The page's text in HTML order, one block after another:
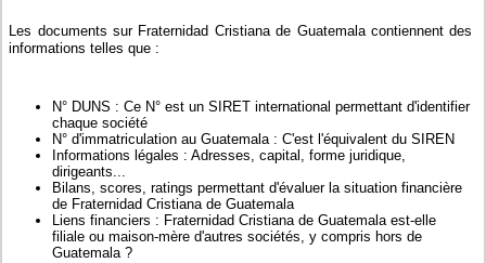
Les documents sur Fraternidad Cristiana de Guatemala contiennent des
informations telles que :
N° DUNS : Ce N° est un SIRET international permettant d'identifier
chaque société
N° d'immatriculation au Guatemala : C'est l'équivalent du SIREN
Informations légales : Adresses, capital, forme juridique,
dirigeants...
Bilans, scores, ratings permettant d'évaluer la situation financière
de Fraternidad Cristiana de Guatemala
Liens financiers : Fraternidad Cristiana de Guatemala est-elle
filiale ou maison-mère d'autres sociétés, y compris hors de
Guatemala ?